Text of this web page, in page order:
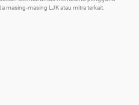
masing-masing LJK atau mitra terkait.